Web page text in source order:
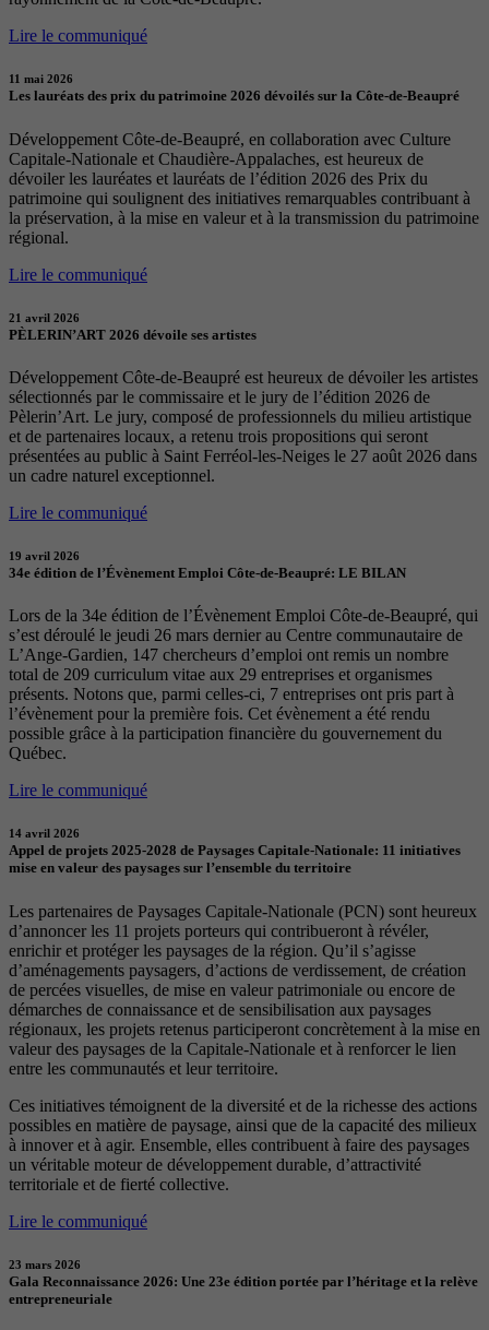
Lire le communiqué
11 mai 2026
Les lauréats des prix du patrimoine 2026 dévoilés sur la Côte-de-Beaupré
Développement Côte-de-Beaupré, en collaboration avec Culture
Capitale-Nationale et Chaudière-Appalaches, est heureux de
dévoiler les lauréates et lauréats de l’édition 2026 des Prix du
patrimoine qui soulignent des initiatives remarquables contribuant à
la préservation, à la mise en valeur et à la transmission du patrimoine
régional.
Lire le communiqué
21 avril 2026
PÈLERIN’ART 2026 dévoile ses artistes
Développement Côte-de-Beaupré est heureux de dévoiler les artistes
sélectionnés par le commissaire et le jury de l’édition 2026 de
Pèlerin’Art. Le jury, composé de professionnels du milieu artistique
et de partenaires locaux, a retenu trois propositions qui seront
présentées au public à Saint Ferréol-les-Neiges le 27 août 2026 dans
un cadre naturel exceptionnel.
Lire le communiqué
19 avril 2026
34e édition de l’Évènement Emploi Côte-de-Beaupré: LE BILAN
Lors de la 34e édition de l’Évènement Emploi Côte-de-Beaupré, qui
s’est déroulé le jeudi 26 mars dernier au Centre communautaire de
L’Ange-Gardien, 147 chercheurs d’emploi ont remis un nombre
total de 209 curriculum vitae aux 29 entreprises et organismes
présents. Notons que, parmi celles-ci, 7 entreprises ont pris part à
l’évènement pour la première fois. Cet évènement a été rendu
possible grâce à la participation financière du gouvernement du
Québec.
Lire le communiqué
14 avril 2026
Appel de projets 2025-2028 de Paysages Capitale-Nationale: 11 initiatives
mise en valeur des paysages sur l’ensemble du territoire
Les partenaires de Paysages Capitale-Nationale (PCN) sont heureux
d’annoncer les 11 projets porteurs qui contribueront à révéler,
enrichir et protéger les paysages de la région. Qu’il s’agisse
d’aménagements paysagers, d’actions de verdissement, de création
de percées visuelles, de mise en valeur patrimoniale ou encore de
démarches de connaissance et de sensibilisation aux paysages
régionaux, les projets retenus participeront concrètement à la mise en
valeur des paysages de la Capitale-Nationale et à renforcer le lien
entre les communautés et leur territoire.
Ces initiatives témoignent de la diversité et de la richesse des actions
possibles en matière de paysage, ainsi que de la capacité des milieux
à innover et à agir. Ensemble, elles contribuent à faire des paysages
un véritable moteur de développement durable, d’attractivité
territoriale et de fierté collective.
Lire le communiqué
23 mars 2026
Gala Reconnaissance 2026: Une 23e édition portée par l’héritage et la relève
entrepreneuriale